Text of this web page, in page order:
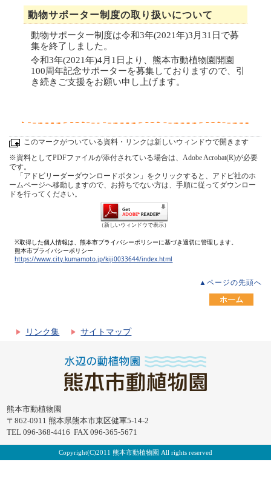
動物サポーター制度の取り扱いについて
動物サポーター制度は令和3年(2021年)3月31日で募
集を終了しました。
令和3年(2021年)4月1日より、熊本市動植物園開園
100周年記念サポーターを募集しておりますので、引
き続きご支援をお願い申し上げます。
このマークがついている資料・リンクは新しいウィンドウで開きます
※資料としてPDFファイルが添付されている場合は、Adobe Acrobat(R)が必要
です。
「アドビリーダーダウンロードボタン」をクリックすると、アドビ社のホ
ームページへ移動しますので、お持ちでない方は、手順に従ってダウンロー
ドを行ってください。
（新しいウィンドウで表示）
※取得した個人情報は、熊本市プライバシーポリシーに基づき適切に管理します。
熊本市プライバシーポリシー
https://www.city.kumamoto.jp/kiji0033644/index.html
▲ページの先頭へ
リンク集 サイトマップ
熊本市動植物園
〒862-0911 熊本県熊本市東区健軍5-14-2
TEL 096-368-4416 FAX 096-365-5671
Copyright(C)2011 熊本市動植物園 All rights reserved